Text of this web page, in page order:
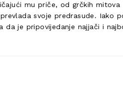
mu priče, od grčkih
svoje predrasude. Iako
je pripovijedanje najjači i